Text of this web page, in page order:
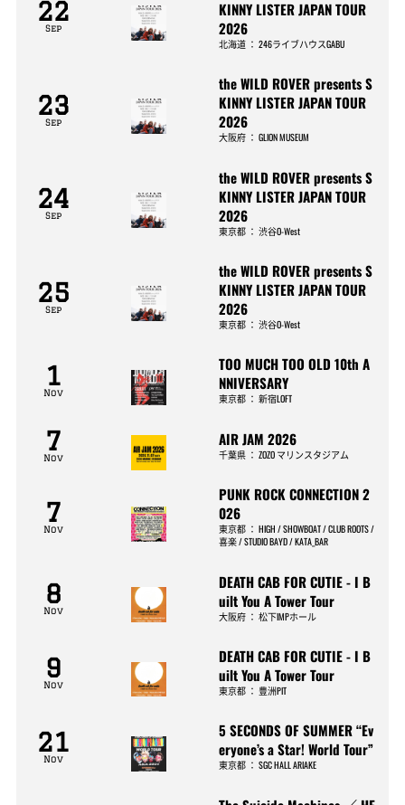
22
Sep
KINNY LISTER JAPAN TOUR
2026
北海道 ：246ライブハウスGABU
23
Sep
the WILD ROVER presents S
KINNY LISTER JAPAN TOUR
2026
大阪府 ：GLION MUSEUM
24
Sep
the WILD ROVER presents S
KINNY LISTER JAPAN TOUR
2026
東京都 ：渋谷O-West
25
Sep
the WILD ROVER presents S
KINNY LISTER JAPAN TOUR
2026
東京都 ：渋谷O-West
1
Nov
TOO MUCH TOO OLD 10th A
NNIVERSARY
東京都 ：新宿LOFT
7
Nov
AIR JAM 2026
千葉県 ：ZOZO マリンスタジアム
7
Nov
PUNK ROCK CONNECTION 2
026
東京都 ：HIGH / SHOWBOAT / CLUB ROOTS /
喜楽 / STUDIO BAYD / KATA_BAR
8
Nov
DEATH CAB FOR CUTIE - I B
uilt You A Tower Tour
大阪府 ：松下IMPホール
9
Nov
DEATH CAB FOR CUTIE - I B
uilt You A Tower Tour
東京都 ：豊洲PIT
21
Nov
5 SECONDS OF SUMMER “Ev
eryone’s a Star! World Tour”
東京都 ：SGC HALL ARIAKE